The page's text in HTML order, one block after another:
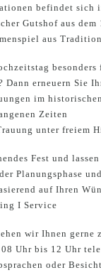
befindet sich
Gutshof aus
aus
Dann erneuern Sie
im
Zeiten
unter freiem
Fest und
Planungsphase
auf Ihren
I Service
wir Ihnen gerne
Uhr bis 12 Uhr
oder